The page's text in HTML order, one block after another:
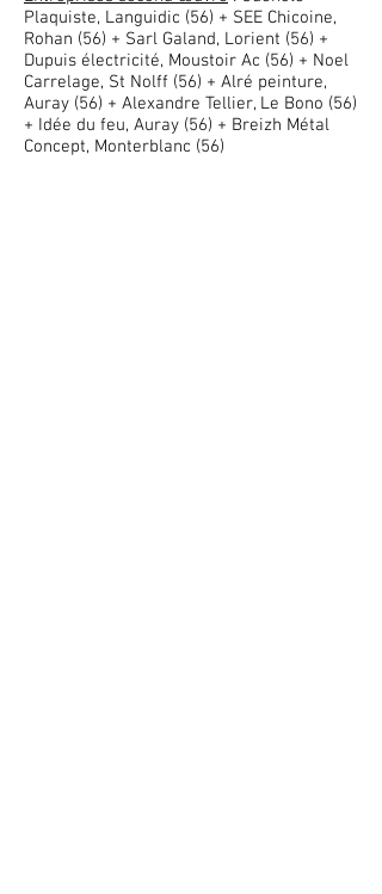
Plaquiste, Languidic (56) + SEE Chicoine,
Rohan (56) + Sarl Galand, Lorient (56) +
Dupuis électricité, Moustoir Ac (56) + Noel
Carrelage, St Nolff (56) + Alré peinture,
Auray (56) + Alexandre Tellier, Le Bono (56)
+ Idée du feu, Auray (56) + Breizh Métal
Concept, Monterblanc (56)